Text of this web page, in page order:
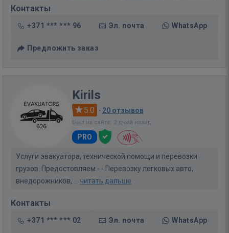
Контакты
+371 *** *** 96 Эл. почта WhatsApp
Предложить заказ
Kirils
5.0 · 20 отзывов
Был на сайте: 2 дней назад
PRO
Услуги эвакуатора, технической помощи и перевозки
грузов. Предостовляем - - Перевозку легковых авто,
внедорожников, ... читать дальше
Контакты
+371 *** *** 02 Эл. почта WhatsApp